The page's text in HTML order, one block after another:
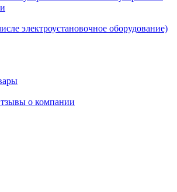
электроустановочное оборудование)
о компании